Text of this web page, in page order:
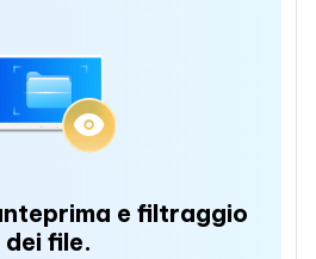
e filtraggio
dei file.